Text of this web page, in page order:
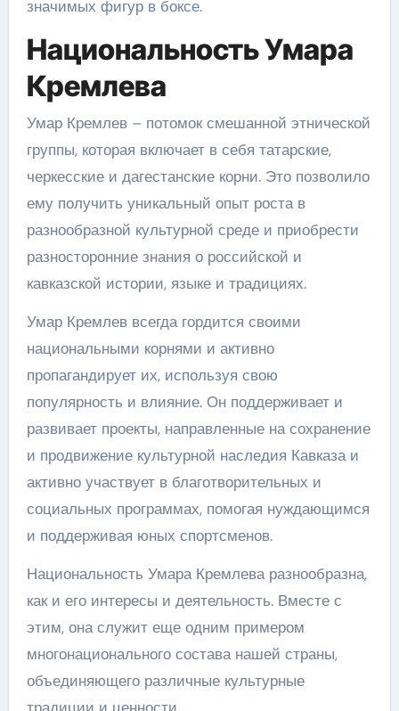
значимых фигур в боксе.
Национальность Умара
Кремлева
Умар Кремлев – потомок смешанной этнической
группы, которая включает в себя татарские,
черкесские и дагестанские корни. Это позволило
ему получить уникальный опыт роста в
разнообразной культурной среде и приобрести
разносторонние знания о российской и
кавказской истории, языке и традициях.
Умар Кремлев всегда гордится своими
национальными корнями и активно
пропагандирует их, используя свою
популярность и влияние. Он поддерживает и
развивает проекты, направленные на сохранение
и продвижение культурной наследия Кавказа и
активно участвует в благотворительных и
социальных программах, помогая нуждающимся
и поддерживая юных спортсменов.
Национальность Умара Кремлева разнообразна,
как и его интересы и деятельность. Вместе с
этим, она служит еще одним примером
многонационального состава нашей страны,
объединяющего различные культурные